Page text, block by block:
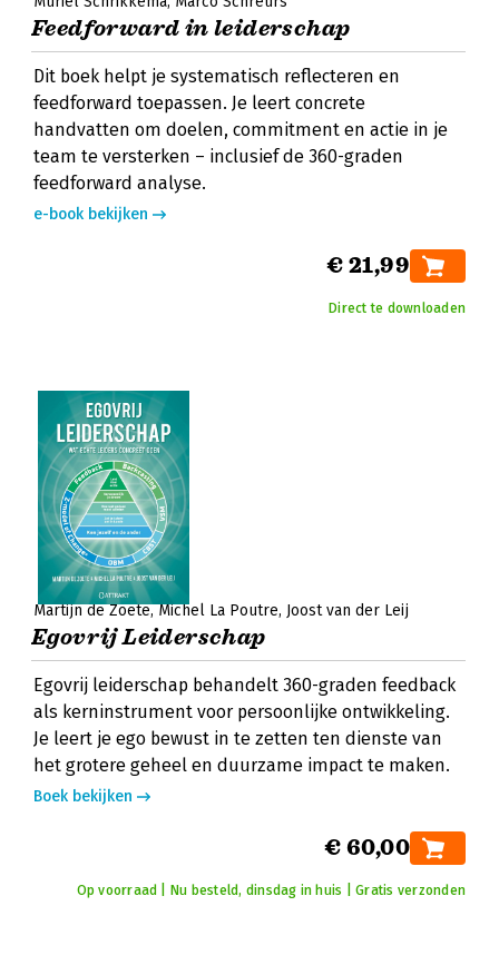
Feedforward in leiderschap
Dit boek helpt je systematisch reflecteren en
feedforward toepassen. Je leert concrete
handvatten om doelen, commitment en actie in je
team te versterken – inclusief de 360-graden
feedforward analyse.
e-book bekijken
€ 21,99
Direct te downloaden
Martijn de Zoete Michel La Poutre Joost van der Leij
Egovrij Leiderschap
Egovrij leiderschap behandelt 360-graden feedback
als kerninstrument voor persoonlijke ontwikkeling.
Je leert je ego bewust in te zetten ten dienste van
het grotere geheel en duurzame impact te maken.
Boek bekijken
€ 60,00
Op voorraad | Nu besteld, dinsdag in huis | Gratis verzonden